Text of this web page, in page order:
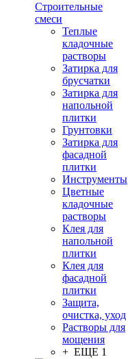
Строительные
смеси
Теплые
кладочные
растворы
Затирка для
брусчатки
Затирка для
напольной
плитки
Грунтовки
Затирка для
фасадной
плитки
Инструменты
Цветные
кладочные
растворы
Клея для
напольной
плитки
Клея для
фасадной
плитки
Защита,
очистка, уход
Растворы для
мощения
+ ЕЩЕ 1